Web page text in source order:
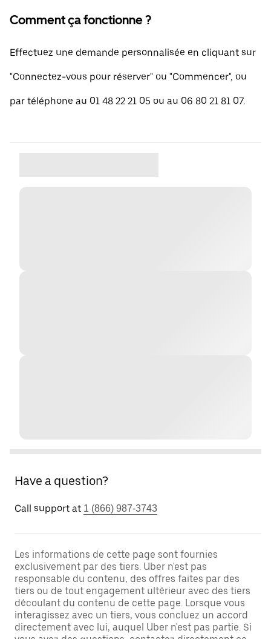
Comment ça fonctionne ?
Effectuez une demande personnalisée en cliquant sur
"Connectez-vous pour réserver" ou "Commencer", ou
par téléphone au 01 48 22 21 05 ou au 06 80 21 81 07.
Have a question?
Call support at 1 (866) 987-3743
Les informations de cette page sont fournies
exclusivement par des tiers. Uber n'est pas
responsable du contenu, des offres faites par des
tiers ou de tout engagement ultérieur avec des tiers
découlant du contenu de cette page. Lorsque vous
interagissez avec un tiers, vous concluez un accord
directement avec lui, auquel Uber n'est pas partie. Si